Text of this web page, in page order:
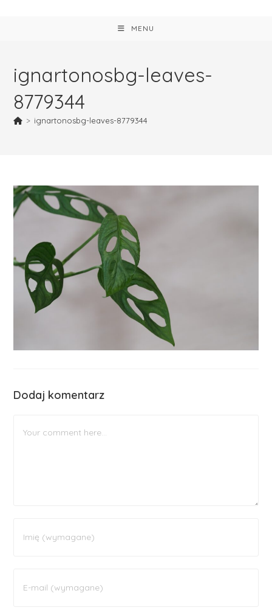
MENU
ignartonosbg-leaves-
8779344
> ignartonosbg-leaves-8779344
Dodaj komentarz